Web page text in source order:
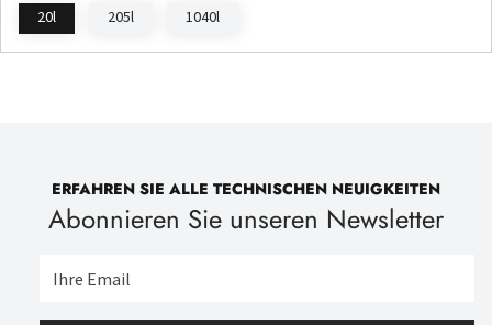
20l 205l 1040l
ERFAHREN SIE ALLE TECHNISCHEN NEUIGKEITEN
Abonnieren Sie unseren Newsletter